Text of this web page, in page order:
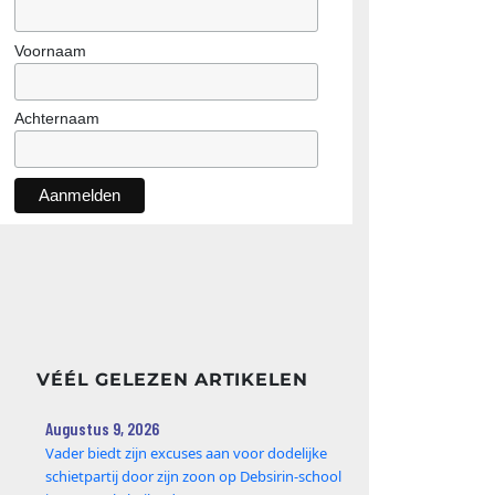
Voornaam
Achternaam
VÉÉL GELEZEN ARTIKELEN
Augustus 9, 2026
Vader biedt zijn excuses aan voor dodelijke
schietpartij door zijn zoon op Debsirin-school